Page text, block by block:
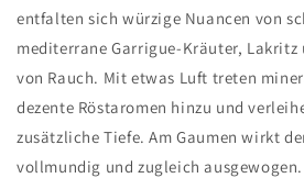
entfalten sich würzige Nuancen von
mediterrane Garrigue-Kräuter, Lakritz
von Rauch. Mit etwas Luft treten
dezente Röstaromen hinzu und
zusätzliche Tiefe. Am Gaumen wirkt
vollmundig und zugleich